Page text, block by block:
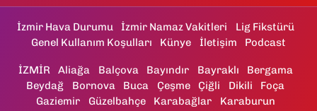
İzmir Hava Durumu İzmir Namaz Vakitleri
Lig Fikstürü
Genel Kullanım Koşulları
Künye İletişim Podcast
İZMİR Aliağa Balçova Bayındır Bayraklı
Bergama
Beydağ
Bornova Buca Çeşme Çiğli Dikili
Foça
Gaziemir
Güzelbahçe Karabağlar
Karaburun